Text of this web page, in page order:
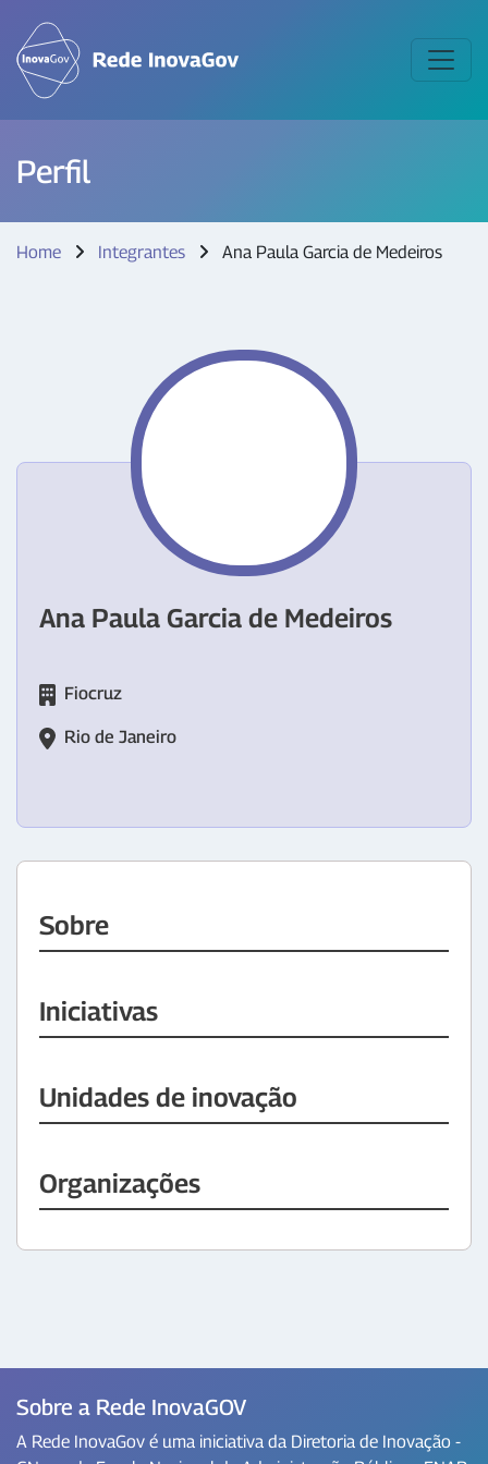
Perfil
Home Integrantes Ana Paula Garcia de Medeiros
Ana Paula Garcia de Medeiros
Fiocruz
Rio de Janeiro
Sobre
Iniciativas
Unidades de inovação
Organizações
Sobre a Rede InovaGOV
A Rede InovaGov é uma iniciativa da Diretoria de Inovação -